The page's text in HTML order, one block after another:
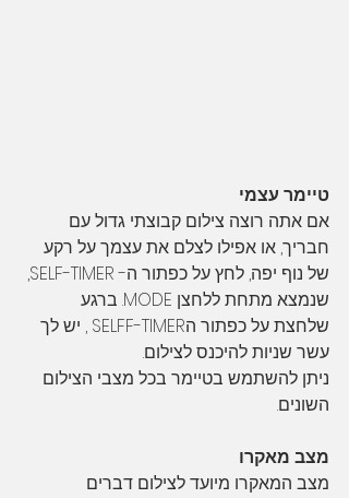
טיימר עצמי
אם אתה רוצה צילום קבוצתי גדול עם
חבריך, או אפילו לצלם את עצמך על רקע
של נוף יפה, לחץ על כפתור ה- SELF-TIMER,
שנמצא מתחת ללחצן MODE. ברגע
שלחצת על כפתור הSELFF-TIMER , יש לך
עשר שניות להיכנס לצילום.
ניתן להשתמש בטיימר בכל מצבי הצילום
השונים.
מצב מאקרו
מצב המאקרו מיועד לצילום דברים